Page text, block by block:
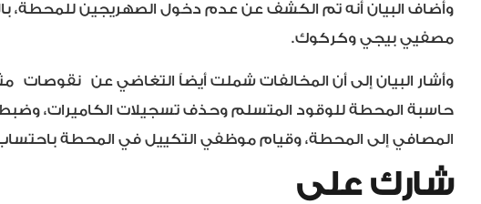
وأضاف البيان أنه تم الكشف عن عدم دخول الصهريجين للمحطة،
مصفيي بيجي وكركوك.
وأشار البيان إلى أن المخالفات شملت أيضاً التغاضي عن نقوصات
المصافي إلى المحطة، وقيام موظفي التكييل في المحطة
شارك على